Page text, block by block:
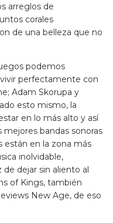
arreglos de
corales
de una belleza que no
podemos
perfectamente con
Adam Skorupa y
esto mismo, la
en lo más alto y así
bandas sonoras
están en la zona más
inolvidable,
dejar sin aliento al
of Kings, también
New Age, de eso